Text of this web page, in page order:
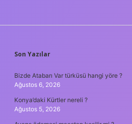
SIDEBAR
Son Yazılar
Bizde Atabarı Var türküsü hangi yöre ?
Ağustos 6, 2026
Konya’daki Kürtler nereli ?
Ağustos 5, 2026